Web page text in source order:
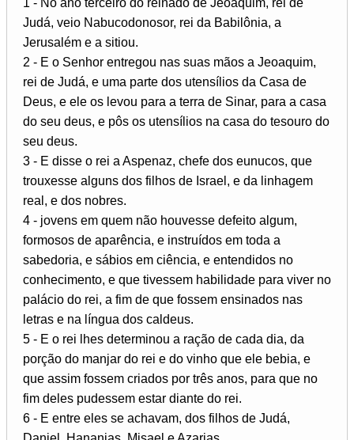
Judá, veio Nabucodonosor, rei da Babilônia, a
Jerusalém e a sitiou.
2 - E o Senhor entregou nas suas mãos a Jeoaquim,
rei de Judá, e uma parte dos utensílios da Casa de
Deus, e ele os levou para a terra de Sinar, para a casa
do seu deus, e pôs os utensílios na casa do tesouro do
seu deus.
3 - E disse o rei a Aspenaz, chefe dos eunucos, que
trouxesse alguns dos filhos de Israel, e da linhagem
real, e dos nobres.
4 - jovens em quem não houvesse defeito algum,
formosos de aparência, e instruídos em toda a
sabedoria, e sábios em ciência, e entendidos no
conhecimento, e que tivessem habilidade para viver no
palácio do rei, a fim de que fossem ensinados nas
letras e na língua dos caldeus.
5 - E o rei lhes determinou a ração de cada dia, da
porção do manjar do rei e do vinho que ele bebia, e
que assim fossem criados por três anos, para que no
fim deles pudessem estar diante do rei.
6 - E entre eles se achavam, dos filhos de Judá,